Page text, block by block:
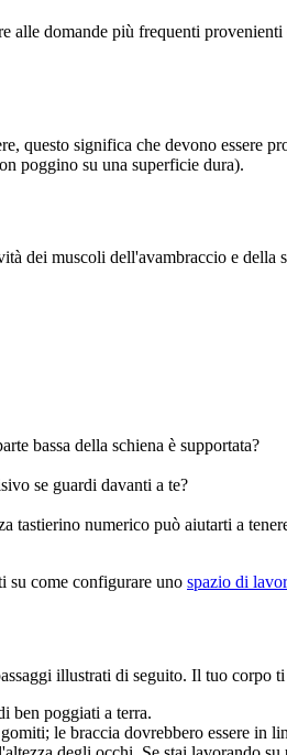
alle domande più frequenti
questo significa che devono essere
poggino su una superficie dura).
dei muscoli dell'avambraccio e della
bassa della schiena è supportata?
se guardi davanti a te?
tastierino numerico può aiutarti a
su come configurare uno spazio di
illustrati di seguito. Il tuo corpo
ben poggiati a terra.
le braccia dovrebbero essere in